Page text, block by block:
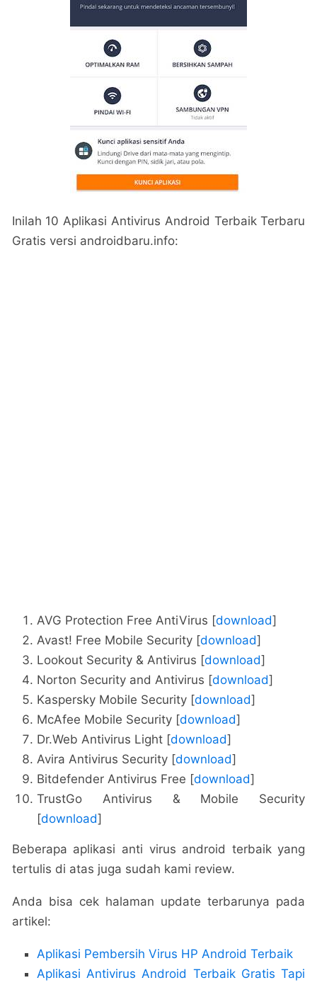
Inilah 10 Aplikasi Antivirus Android Terbaik Terbaru
Gratis versi androidbaru.info:
AVG Protection Free AntiVirus [download]
Avast! Free Mobile Security [download]
Lookout Security & Antivirus [download]
Norton Security and Antivirus [download]
Kaspersky Mobile Security [download]
McAfee Mobile Security [download]
Dr.Web Antivirus Light [download]
Avira Antivirus Security [download]
Bitdefender Antivirus Free [download]
TrustGo Antivirus & Mobile Security
[download]
Beberapa aplikasi anti virus android terbaik yang
tertulis di atas juga sudah kami review.
Anda bisa cek halaman update terbarunya pada
artikel:
Aplikasi Pembersih Virus HP Android Terbaik
Aplikasi Antivirus Android Terbaik Gratis Tapi